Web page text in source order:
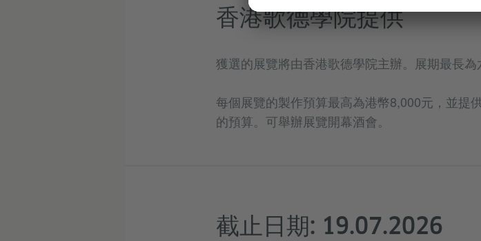
香港歌德學院提供
獲選的展覽將由香港歌德學院主辦。展期最長為
每個展覽的製作預算最高為港幣8,000元，並提
的預算。可舉辦展覽開幕酒會。
截止日期: 19.07.2026